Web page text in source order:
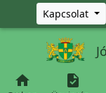
Ugrás a főKapcsolat

